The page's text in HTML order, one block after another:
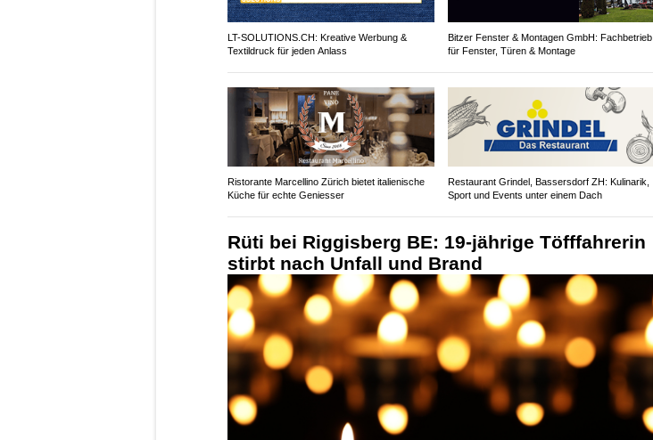
LT-SOLUTIONS.CH: Kreative Werbung &
Textildruck für jeden Anlass
Bitzer Fenster & Montagen GmbH: Fachbetrieb
für Fenster, Türen & Montage
Ristorante Marcellino Zürich bietet italienische
Küche für echte Geniesser
Restaurant Grindel, Bassersdorf ZH: Kulinarik,
Sport und Events unter einem Dach
Rüti bei Riggisberg BE: 19-jährige Töfffahrerin
stirbt nach Unfall und Brand